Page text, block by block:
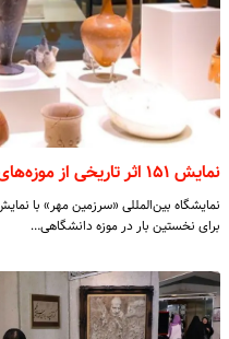
نمایش ۱۵۱ اثر تاریخی از موزه‌های مهم تهران در چین
برای نخستین بار در موزه دانشگاهی…